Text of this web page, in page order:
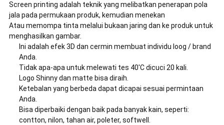
Screen printing adalah teknik yang melibatkan penerapan pola
jala pada permukaan produk, kemudian menekan
Atau memompa tinta melalui bukaan jaring dan ke produk untuk
menghasilkan gambar.
Ini adalah efek 3D dan cermin membuat individu loog / brand
Anda.
Tidak apa-apa untuk melewati tes 40'C dicuci 20 kali.
Logo Shinny dan matte bisa diraih.
Ketebalan yang berbeda dapat dicapai sesuai permintaan
Anda.
Bisa diperbaiki dengan baik pada banyak kain, seperti:
contton, nilon, tahan air, poleter, softwell.